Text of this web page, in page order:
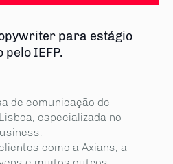
para estágio
IEFP.
de comunicação de
especializada no
como a Axians, a